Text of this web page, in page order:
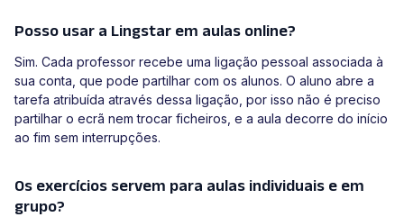
Posso usar a Lingstar em aulas online?
Sim. Cada professor recebe uma ligação pessoal associada à
sua conta, que pode partilhar com os alunos. O aluno abre a
tarefa atribuída através dessa ligação, por isso não é preciso
partilhar o ecrã nem trocar ficheiros, e a aula decorre do início
ao fim sem interrupções.
Os exercícios servem para aulas individuais e em
grupo?